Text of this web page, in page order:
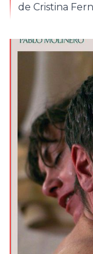
de Cristina